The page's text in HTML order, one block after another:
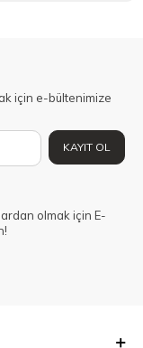
için e-bültenimize
KAYIT OL
olmak için E-